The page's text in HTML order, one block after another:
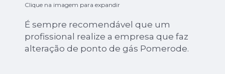
Clique na imagem para expandir
É sempre recomendável que um
profissional realize a empresa que faz
alteração de ponto de gás Pomerode.